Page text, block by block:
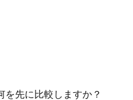
を先に比較しますか？